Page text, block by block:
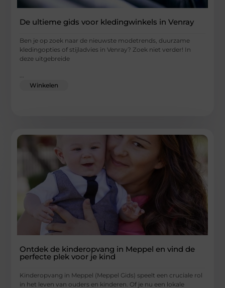
De ultieme gids voor kledingwinkels in Venray
Ben je op zoek naar de nieuwste modetrends, duurzame
kledingopties of stijladvies in Venray? Zoek niet verder! In
deze uitgebreide
Winkelen
Ontdek de kinderopvang in Meppel en vind de
perfecte plek voor je kind
Kinderopvang in Meppel (Meppel Gids) speelt een cruciale rol
in het leven van ouders en kinderen. Of je nu een lokale